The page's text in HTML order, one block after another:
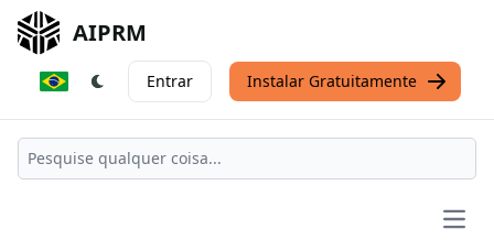
AIPRM
Entrar Instalar Gratuitamente